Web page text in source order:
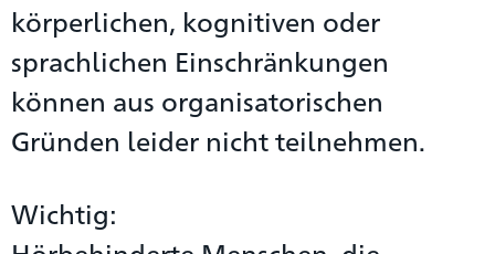
körperlichen, kognitiven oder
sprachlichen Einschränkungen
können aus organisatorischen
Gründen leider nicht teilnehmen.
Wichtig: